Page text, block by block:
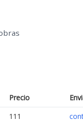
Precio
111